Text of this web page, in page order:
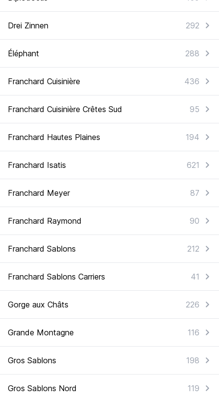
Drei Zinnen 292
Éléphant 288
Franchard Cuisinière 436
Franchard Cuisinière Crêtes Sud 95
Franchard Hautes Plaines 194
Franchard Isatis 621
Franchard Meyer 87
Franchard Raymond 90
Franchard Sablons 212
Franchard Sablons Carriers 41
Gorge aux Châts 226
Grande Montagne 116
Gros Sablons 198
Gros Sablons Nord 119